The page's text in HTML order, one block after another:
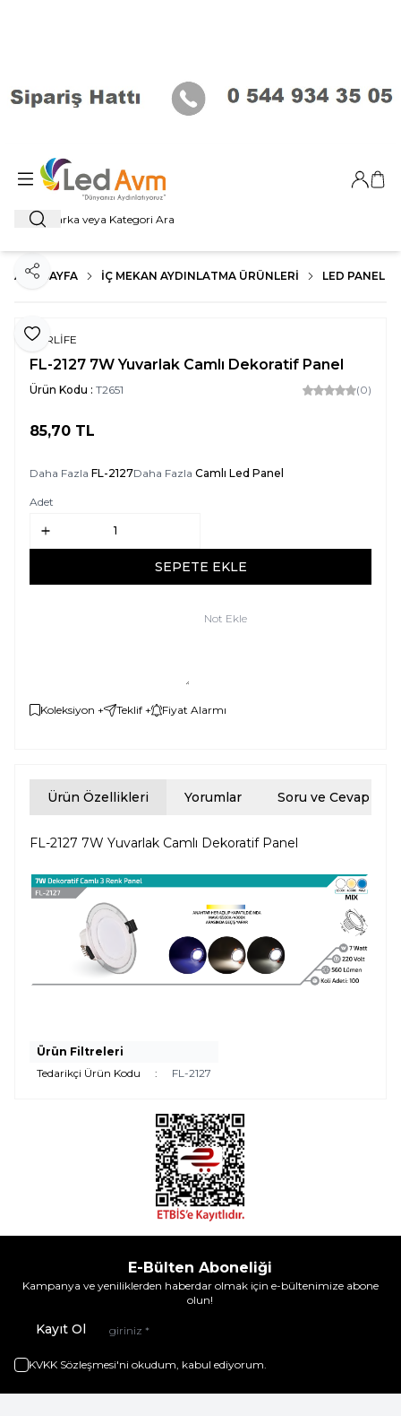
Ara
Giriş
ANA SAYFA İÇ MEKAN AYDINLATMA ÜRÜNLERI LED PANEL
Favoriye Ekle
Paylaş
FORLİFE
FL-2127 7W Yuvarlak Camlı Dekoratif Panel
Ürün Kodu : T2651 (0)
85,70 TL
Daha Fazla FL-2127Daha Fazla Camlı Led Panel
Adet
SEPETE EKLE
Not Ekle
Koleksiyon + Teklif + Fiyat Alarmı
Ürün Özellikleri Yorumlar Soru ve Cevap
FL-2127 7W Yuvarlak Camlı Dekoratif Panel
Ürün Filtreleri
Tedarikçi Ürün Kodu
: FL-2127
E-Bülten Aboneliği
Kampanya ve yeniliklerden haberdar olmak için e-bültenimize abone
olun!
Kayıt Ol
KVKK Sözleşmesi'ni okudum, kabul ediyorum.